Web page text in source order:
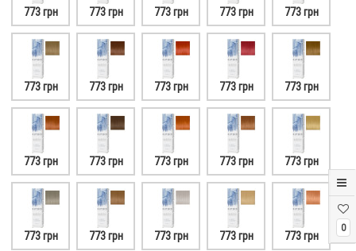
0
773 грн 773 грн 773 грн 773 грн 773 грн
773 грн 773 грн 773 грн 773 грн 773 грн
773 грн 773 грн 773 грн 773 грн 773 грн
773 грн 773 грн 773 грн 773 грн 773 грн